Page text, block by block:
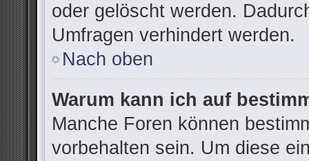
oder gelöscht werden.
Umfragen verhindert werden.
Nach oben
Warum kann ich auf
Manche Foren können
vorbehalten sein. Um diese